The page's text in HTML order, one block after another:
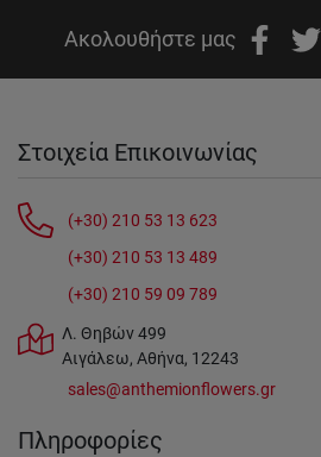
Ακολουθήστε μας
Στοιχεία Επικοινωνίας
(+30) 210 53 13 623
(+30) 210 53 13 489
(+30) 210 59 09 789
Λ. Θηβών 499
Αιγάλεω, Αθήνα, 12243
sales@anthemionflowers.gr
Πληροφορίες